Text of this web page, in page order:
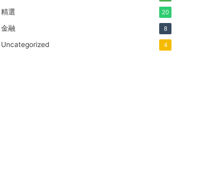
精選 20
金融 8
Uncategorized 4